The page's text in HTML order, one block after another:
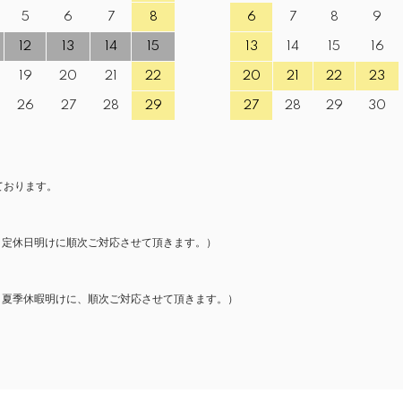
5 6 7 8
12 13 14 15
19 20 21 22
26 27 28 29
6 7 8 9
13 14 15 16
20 21 22 23
27 28 29 30
ります。
休日明けに順次ご対応させて頂きます。）
季休暇明けに、順次ご対応させて頂きます。）